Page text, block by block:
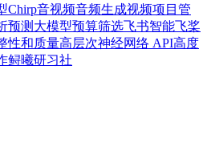
Chirp音视频音频生成视频项目管
预测大模型预算筛选飞书智能飞桨
性和质量高层次神经网络 API高度
鲟曦研习社